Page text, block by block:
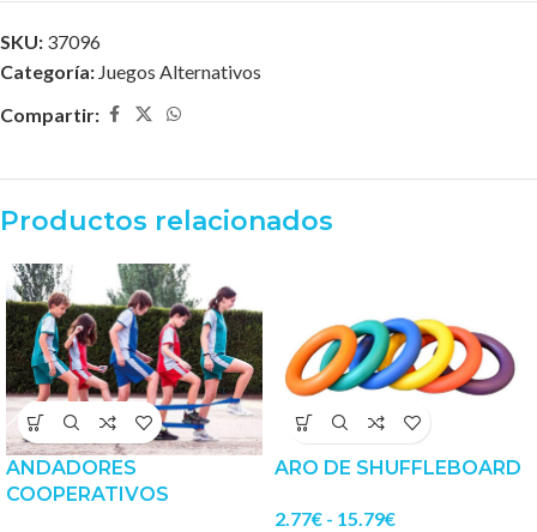
SKU: 37096
Categoría: Juegos Alternativos
Compartir:
Productos relacionados
ANDADORES
COOPERATIVOS
ARO DE SHUFFLEBOARD
2.77€ - 15.79€